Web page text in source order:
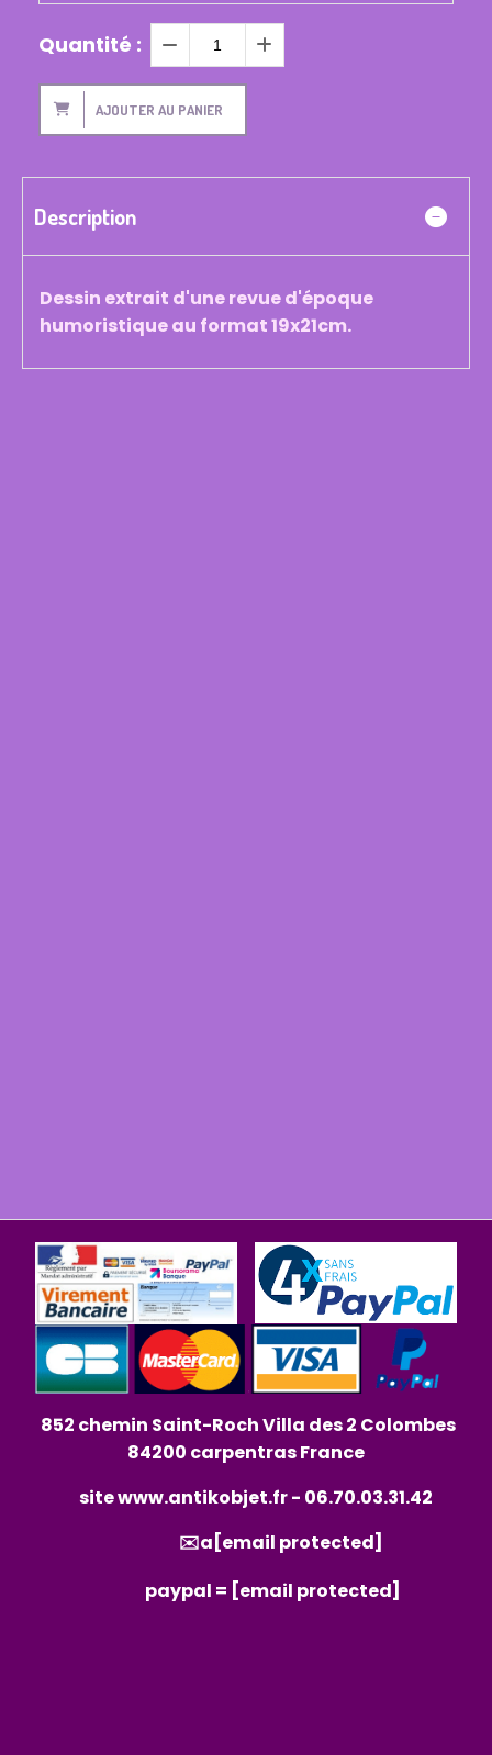
Quantité :
AJOUTER AU PANIER
Description
Dessin extrait d'une revue d'époque
humoristique au format 19x21cm.
852 chemin Saint-Roch Villa des 2 Colombes
84200 carpentras France
sitewww.antikobjet.fr- 06.70.03.31.42
✉️a [email protected]
paypal = [email protected]